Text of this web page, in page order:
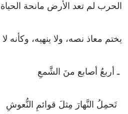
الحرب لم تعد الأرض مانحة الحياة
يختم معاذ نصه، ولا ينهيه، وكأنه لا
ـ أربعُ أصابع منَ الشَّمعِ
تَحمِلُ النَّهارَ مِثلَ قوائمِ النُّعوشِ